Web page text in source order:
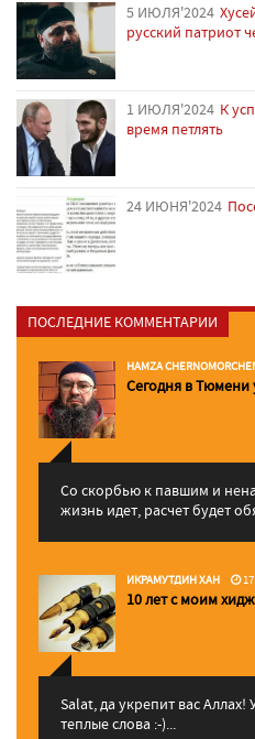
5 ИЮЛЯ'2024
русский патриот
1 ИЮЛЯ'2024 К
время петлять
24 ИЮНЯ'2024
ПОСЛЕДНИЕ КОММЕНТАРИИ
HAMZA
Сегодня в
Со скорбью к павшим и
жизнь идет, расчет будет
ИКРАМУТДИН ХАН
10 лет с моим
Salat, да укрепит вас Аллаx!
теплые слова :-)...